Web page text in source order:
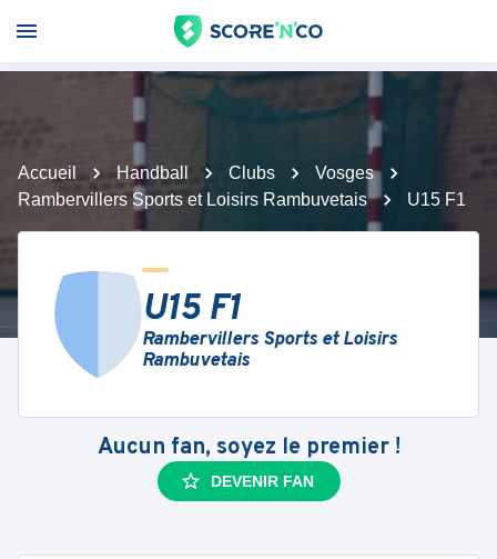
Accueil Handball Clubs
Vosges
Rambervillers Sports et Loisirs Rambuvetais
U15 F1
U15 F1
Rambervillers Sports et Loisirs
Rambuvetais
Aucun fan, soyez le premier !
DEVENIR FAN